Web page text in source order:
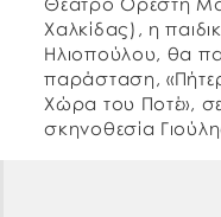
Χαλκίδας), η
Ηλιοπούλου, θα
παράσταση,
Χώρα του Ποτέ»,
σκηνοθεσία